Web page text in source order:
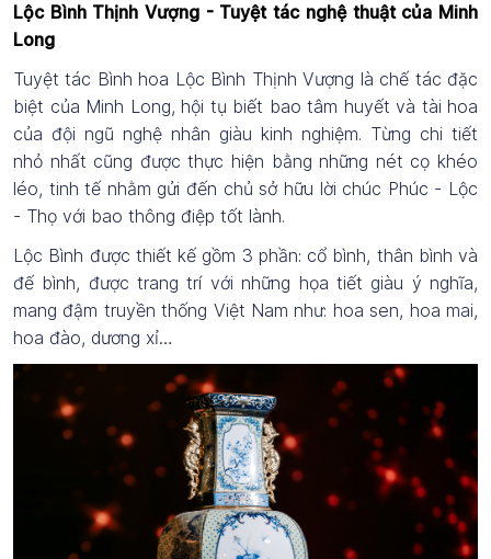
Lộc Bình Thịnh Vượng - Tuyệt tác nghệ thuật của Minh
Long
Tuyệt tác Bình hoa Lộc Bình Thịnh Vượng là chế tác đặc
biệt của Minh Long, hội tụ biết bao tâm huyết và tài hoa
của đội ngũ nghệ nhân giàu kinh nghiệm. Từng chi tiết
nhỏ nhất cũng được thực hiện bằng những nét cọ khéo
léo, tinh tế nhằm gửi đến chủ sở hữu lời chúc Phúc - Lộc
- Thọ với bao thông điệp tốt lành.
Lộc Bình được thiết kế gồm 3 phần: cổ bình, thân bình và
đế bình, được trang trí với những họa tiết giàu ý nghĩa,
mang đậm truyền thống Việt Nam như: hoa sen, hoa mai,
hoa đào, dương xỉ…